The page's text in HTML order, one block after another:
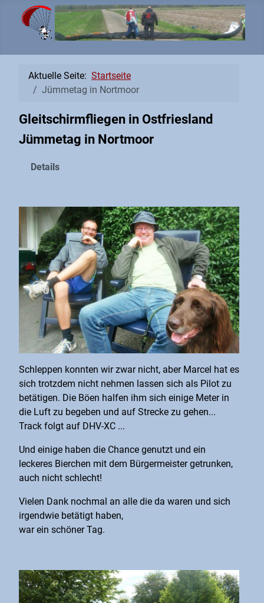
Aktuelle Seite: Startseite
Jümmetag in Nortmoor
Gleitschirmfliegen in Ostfriesland
Jümmetag in Nortmoor
Details
Schleppen konnten wir zwar nicht, aber Marcel hat es
sich trotzdem nicht nehmen lassen sich als Pilot zu
betätigen. Die Böen halfen ihm sich einige Meter in
die Luft zu begeben und auf Strecke zu gehen...
Track folgt auf DHV-XC ...
Und einige haben die Chance genutzt und ein
leckeres Bierchen mit dem Bürgermeister getrunken,
auch nicht schlecht!
Vielen Dank nochmal an alle die da waren und sich
irgendwie betätigt haben,
war ein schöner Tag.